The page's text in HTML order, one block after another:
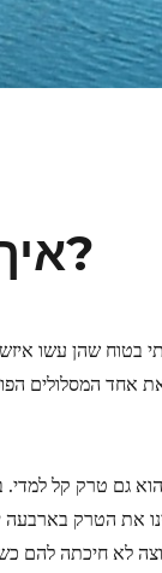
איך המפונקות הלכו לאיבוד?
בטוח שהן עשו
אחד המסלולים
הוא גם טרק קל
את הטרק בארבעה
לא חיכתה להם